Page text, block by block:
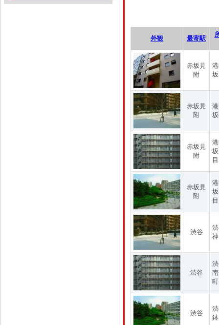
外観 最寄駅
赤坂見
附
赤坂見
附
赤坂見
附
目
赤坂見
附
目
渋谷
渋谷
渋谷